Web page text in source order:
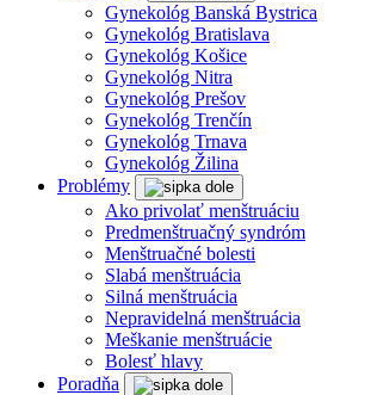
Gynekológ Banská Bystrica
Gynekológ Bratislava
Gynekológ Košice
Gynekológ Nitra
Gynekológ Prešov
Gynekológ Trenčín
Gynekológ Trnava
Gynekológ Žilina
Problémy
Ako privolať menštruáciu
Predmenštruačný syndróm
Menštruačné bolesti
Slabá menštruácia
Silná menštruácia
Nepravidelná menštruácia
Meškanie menštruácie
Bolesť hlavy
Poradňa